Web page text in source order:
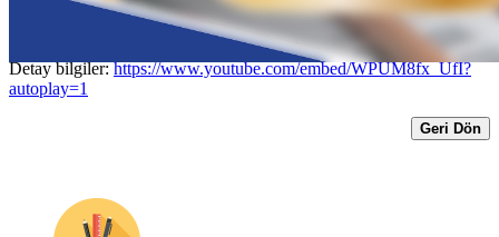
Yayın Tarihi: 23 Ekim 2018
Detay bilgiler:https://www.youtube.com/embed/WPUM8fx_UfI?
autoplay=1
Geri Dön